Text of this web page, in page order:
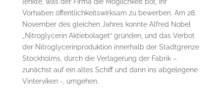
lenkte, was der Firma die Möglichkeit bot, ihr
Vorhaben öffentlichkeitswirksam zu bewerben. Am 28.
November des gleichen Jahres konnte Alfred Nobel
„Nitroglycerin Aktiebolaget“ gründen, und das Verbot
der Nitroglycerinproduktion innerhalb der Stadtgrenze
Stockholms, durch die Verlagerung der Fabrik –
zunächst auf ein altes Schiff und dann ins abgelegene
Vinterviken -, umgehen.